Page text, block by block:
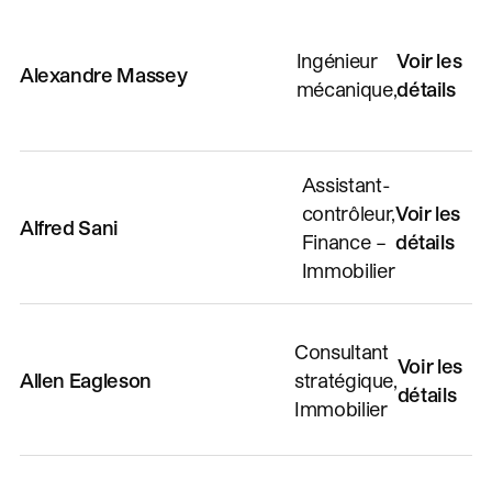
Alexandre Massey
Ingénieur
mécanique,
Voir les
détails
Alfred Sani
Assistant-
contrôleur,
Finance –
Immobilier
Voir les
détails
Allen Eagleson
Consultant
stratégique,
Immobilier
Voir les
détails